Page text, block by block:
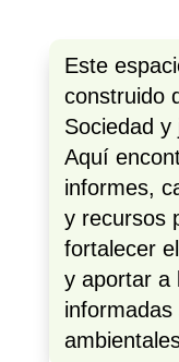
Este
construido
Sociedad y
Aquí
informes,
y recursos
fortalecer
y aportar a